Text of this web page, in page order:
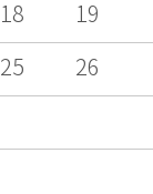
18 19
25 26